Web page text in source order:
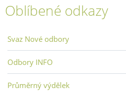
Oblíbené odkazy
Svaz Nové odbory
Odbory INFO
Průměrný výdělek